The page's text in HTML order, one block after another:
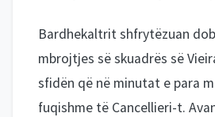
Bardhekaltrit shfrytëzuan
mbrojtjes së skuadrës së
sfidën që në minutat e para
fuqishme të Cancellieri-t.